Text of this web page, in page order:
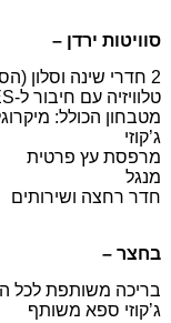
סוויטות ירדן –
2 חדרי שינה וסלון (הסוויטות מתאימות לזוג +5)
טלוויזיה עם חיבור ל-YES
מטבחון הכולל:
ג’קוזי
מרפסת עץ פרטית
מנגל
חדר רחצה ושירותים
בחצר –
בריכה משותפת לכל
ג’קוזי ספא משותף